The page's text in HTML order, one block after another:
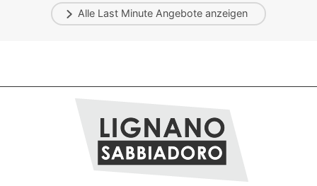
Alle Last MinuteAngebote anzeigen